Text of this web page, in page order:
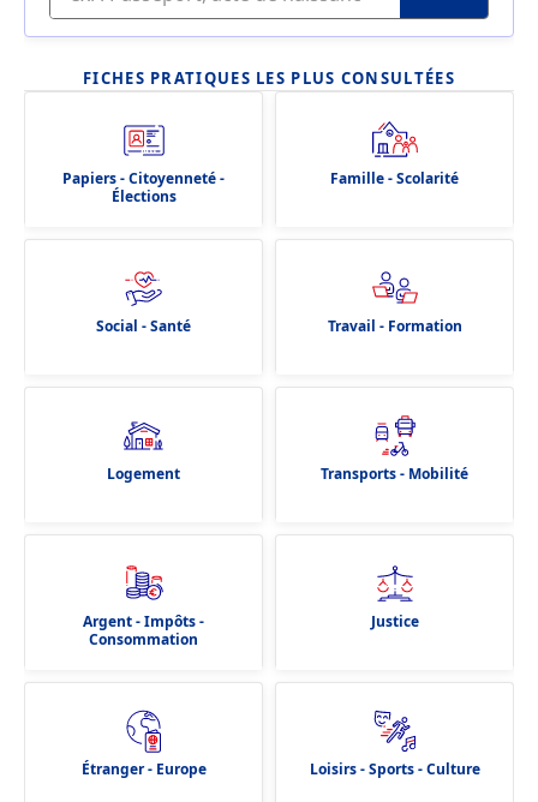
FICHES PRATIQUES LES PLUS CONSULTÉES
Papiers - Citoyenneté -
Élections
Famille - Scolarité
Social - Santé Travail - Formation
Logement Transports - Mobilité
Argent - Impôts -
Consommation
Justice
Étranger - Europe Loisirs - Sports - Culture